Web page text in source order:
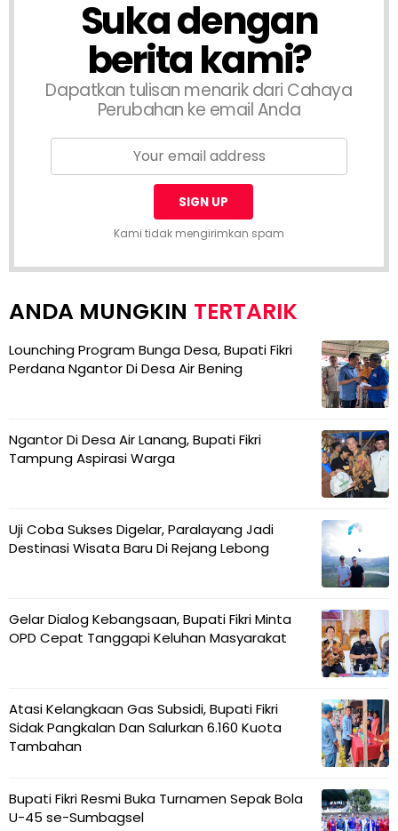
Suka dengan
berita kami?
Dapatkan tulisan menarik dari Cahaya
Perubahan ke email Anda
Kami tidak mengirimkan spam
TERTARIK
Lounching Program Bunga Desa, Bupati Fikri
Perdana Ngantor Di Desa Air Bening
Ngantor Di Desa Air Lanang, Bupati Fikri
Tampung Aspirasi Warga
Uji Coba Sukses Digelar, Paralayang Jadi
Destinasi Wisata Baru Di Rejang Lebong
Gelar Dialog Kebangsaan, Bupati Fikri Minta
OPD Cepat Tanggapi Keluhan Masyarakat
Atasi Kelangkaan Gas Subsidi, Bupati Fikri
Sidak Pangkalan Dan Salurkan 6.160 Kuota
Tambahan
Bupati Fikri Resmi Buka Turnamen Sepak Bola
U-45 se-Sumbagsel